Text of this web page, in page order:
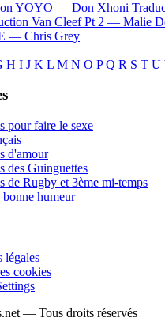
YOYO — Don Xhoni
Van Cleef Pt 2 — Malie
— Chris Grey
H I J K L M N O P Q R S T U
pour faire le sexe
d'amour
des Guinguettes
de Rugby et 3ème mi-temps
bonne humeur
légales
cookies
— Tous droits réservés